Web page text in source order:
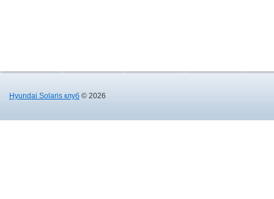
Hyundai Solaris клуб © 2026